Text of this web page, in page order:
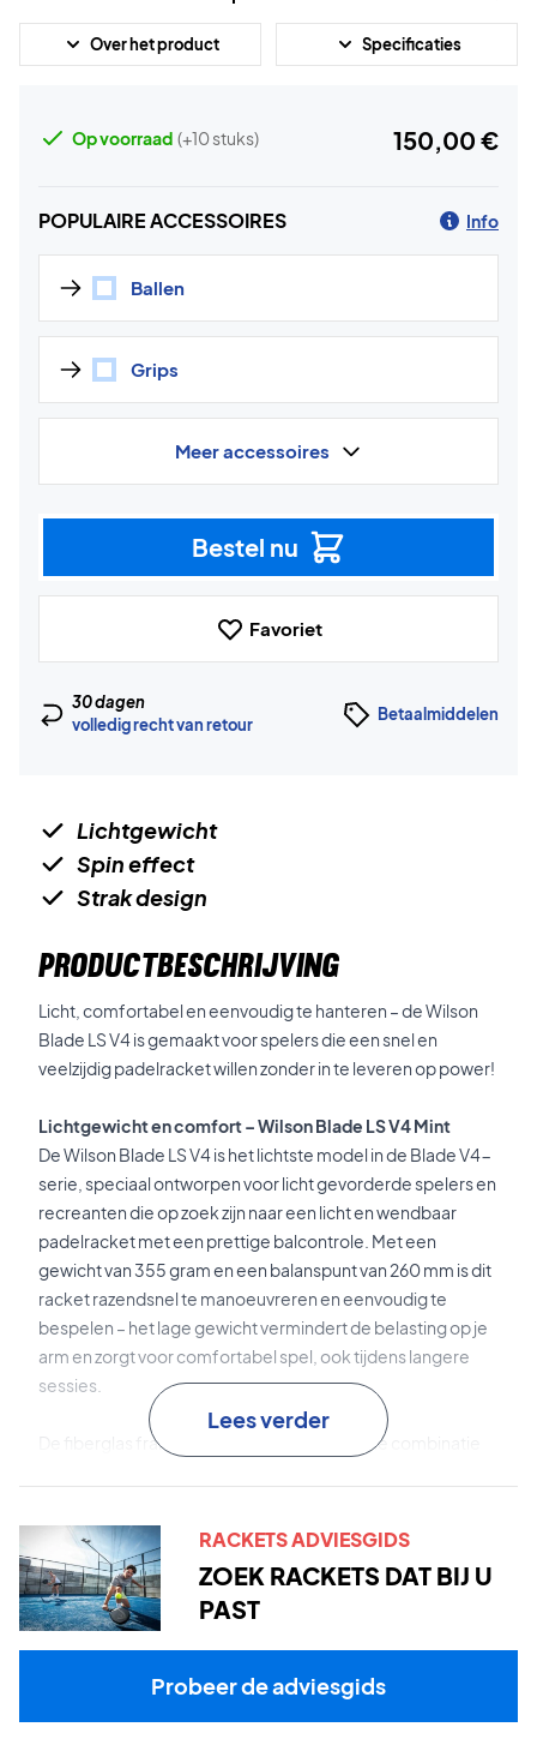
Over het product Specificaties
Op voorraad (+10 stuks) 150,00 €
POPULAIRE ACCESSOIRES Info
Ballen
Grips
Meer accessoires
Bestel nu
Favoriet
30 dagen
volledig recht van retour
Betaalmiddelen
Lichtgewicht
Spin effect
Strak design
PRODUCTBESCHRIJVING
Licht, comfortabel en eenvoudig te hanteren – de Wilson
Blade LS V4 is gemaakt voor spelers die een snel en
veelzijdig padelracket willen zonder in te leveren op power!
Lichtgewicht en comfort – Wilson Blade LS V4 Mint
De Wilson Blade LS V4 is het lichtste model in de Blade V4-
serie, speciaal ontworpen voor licht gevorderde spelers en
recreanten die op zoek zijn naar een licht en wendbaar
padelracket met een prettige balcontrole. Met een
gewicht van 355 gram en een balanspunt van 260 mm is dit
racket razendsnel te manoeuvreren en eenvoudig te
bespelen – het lage gewicht vermindert de belasting op je
arm en zorgt voor comfortabel spel, ook tijdens langere
sessies.
De fiberglas frameconstructie biedt een fijne combinatie
geeft bij balcontact. Dankzij de Spin Effect Texture-
oppervlakte kun je gecontroleerd spin genereren vanaf
verschillende delen van het racketblad.
van stabiliteit en responsiviteit voor recreanten en licht
gevorderde spelers.
Lees verder
RACKETS ADVIESGIDS
ZOEK RACKETS DAT BIJ U
PAST
Probeer de adviesgids